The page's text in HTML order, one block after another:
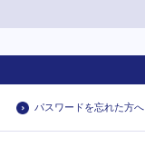
末広町
パスワードを忘れた方へ